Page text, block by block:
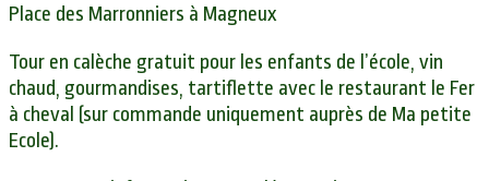
Place des Marronniers à Magneux
Tour en calèche gratuit pour les enfants de l’école, vin
chaud, gourmandises, tartiflette avec le restaurant le Fer
à cheval (sur commande uniquement auprès de Ma petite
Ecole).